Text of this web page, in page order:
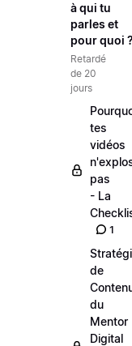
à qui tu
parles et
pour quoi
Retardé
de 20
jours
tes
vidéos
pas
- La
1
de
du
Mentor
Digital